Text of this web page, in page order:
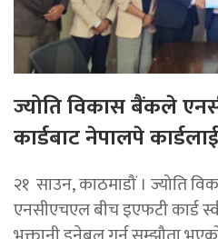
ज्योति विकास बैंकले
कार्डबाट नेपालपे
२१ साउन, काठमाडौं । ज्योति
एनसीएचएल बीच इएफटी कार्ड